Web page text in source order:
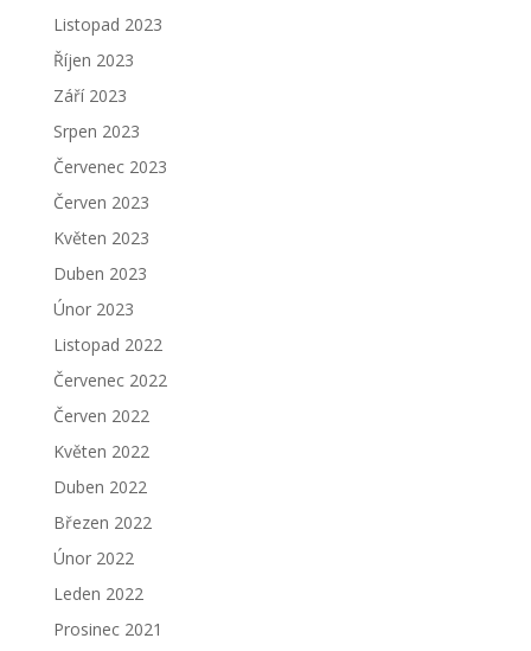
Listopad 2023
Říjen 2023
Září 2023
Srpen 2023
Červenec 2023
Červen 2023
Květen 2023
Duben 2023
Únor 2023
Listopad 2022
Červenec 2022
Červen 2022
Květen 2022
Duben 2022
Březen 2022
Únor 2022
Leden 2022
Prosinec 2021